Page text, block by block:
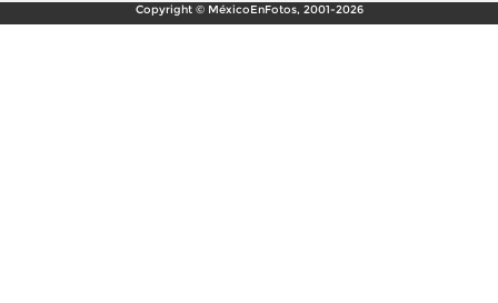
Copyright © MéxicoEnFotos, 2001-2026